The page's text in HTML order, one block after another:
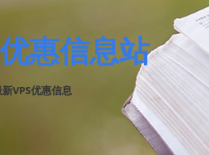
惠信息站
VPS优惠信息